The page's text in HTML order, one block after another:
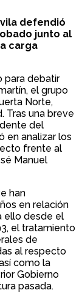
defendió
junto al
carga
para debatir
el grupo
Norte,
Tras una breve
del
en analizar los
frente al
Manuel
han
en relación
ello desde el
el tratamiento
de
al respecto
como la
Gobierno
pasada.